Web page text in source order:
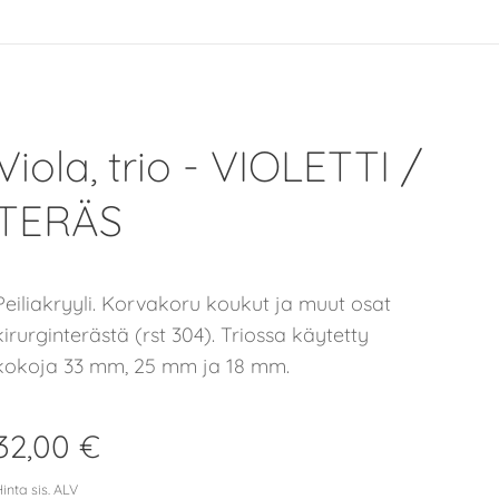
trio - VIOLETTI /
Korvakoru koukut ja muut osat
(rst 304). Triossa käytetty
33 mm, 25 mm ja 18 mm.
€
sis. ALV